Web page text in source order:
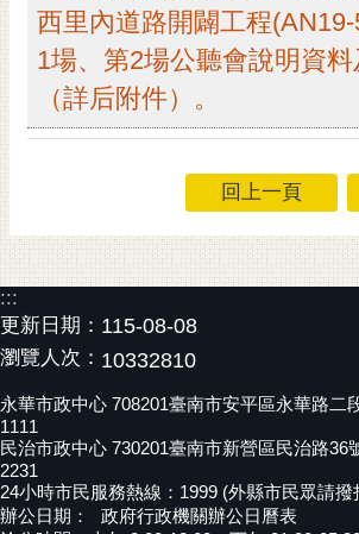
私
政
站
資
開
放
告
市
府
交
西里內道路開闢工程
1場、第2場公聽會說明資
（詳后附件）。
回上一頁
:::
更新日期： 115-08-08
瀏覽人次： 10332810
永華市政中心 708201臺南市安平區永華路二
1111
民治市政中心 730201臺南市新營區民治路36
2231
24小時市民服務熱線：1999 (外縣市民眾請撥
辦公日期：
政府行政機關辦公日曆表